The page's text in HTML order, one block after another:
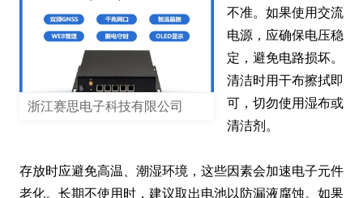
浙江赛思电子科技有限公司
不准。如果使用交流
电源，应确保电压稳
定，避免电路损坏。
清洁时用干布擦拭即
可，切勿使用湿布或
清洁剂。
存放时应避免高温、潮湿环境，这些因素会加速电子元件
老化。长期不使用时，建议取出电池以防漏液腐蚀。如果